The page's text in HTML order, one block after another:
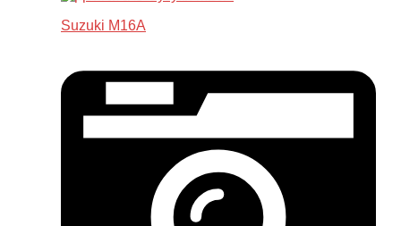
Suzuki M16A